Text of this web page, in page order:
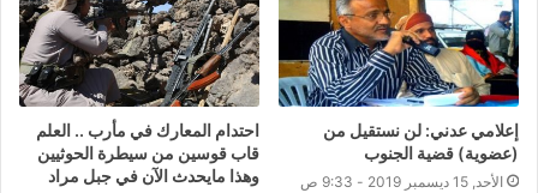
إعلامي عدني: لن نستقيل من
(عضوية) قضية الجنوب
الأحد, 15 ديسمبر 2019 - 9:33 ص
احتدام المعارك في مأرب .. العلم
قاب قوسين من سيطرة الحوثيين
وهذا مايحدث الآن في جبل مراد